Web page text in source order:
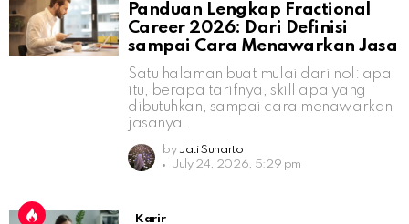
Panduan Lengkap Fractional
Career 2026: Dari Definisi
sampai Cara Menawarkan Jasa
Satu halaman buat mulai dari nol: apa
itu, berapa tarifnya, skill apa yang
dibutuhkan, sampai cara menawarkan
jasanya.
by Jati Sunarto
July 24, 2026, 5:29 pm
Karir